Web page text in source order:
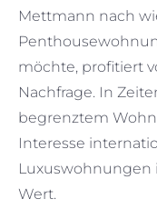
Mettmann nach
möchte, profitiert
Nachfrage. In
begrenztem
Interesse
Luxuswohnungen
Wert.